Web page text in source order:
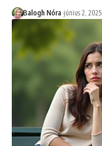
Balogh Nóra június 2, 2025